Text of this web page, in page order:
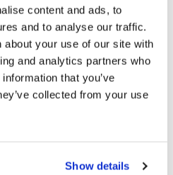
content and ads, to
and to analyse our traffic.
about your use of our site with
and analytics partners who
that you’ve
collected from your use
Show details
vous trouverez des villas
sur la mer, situées dans les
ou de Terramar, d’élégants
et des maisons individuelles
de Santa Barbara, La
elle possède tout ce dont une